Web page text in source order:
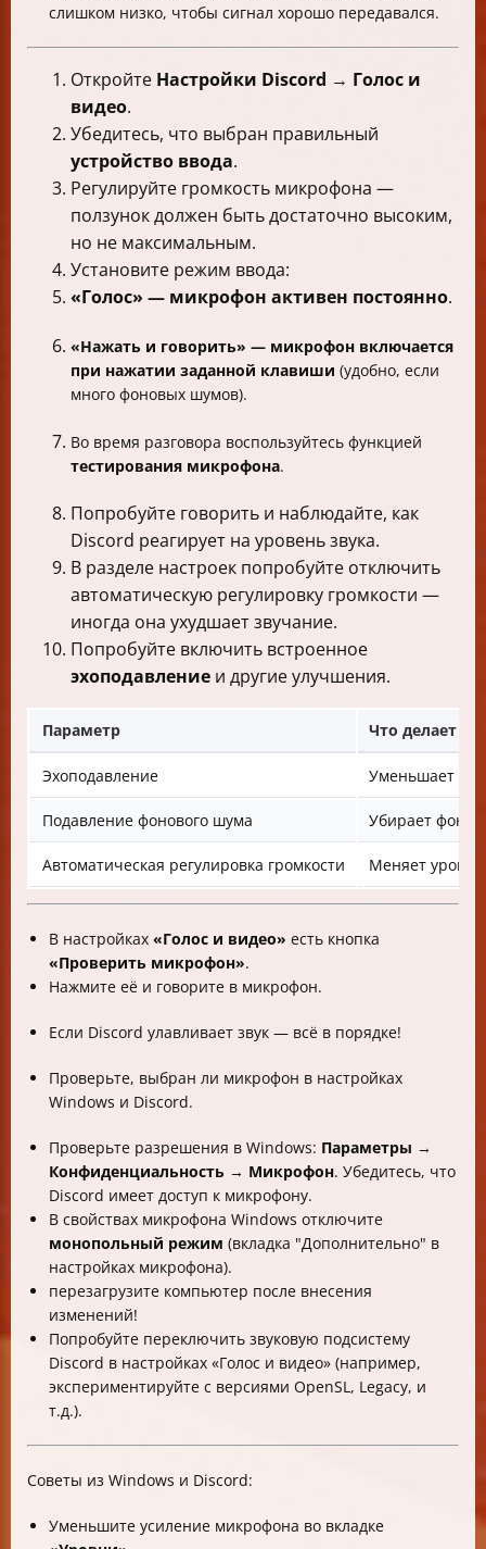
слишком низко, чтобы сигнал хорошо передавался.
Откройте Настройки Discord → Голос и
видео.
Убедитесь, что выбран правильный
устройство ввода.
Регулируйте громкость микрофона —
ползунок должен быть достаточно высоким,
но не максимальным.
Установите режим ввода:
«Голос» — микрофон активен постоянно.
«Нажать и говорить» — микрофон включается
при нажатии заданной клавиши (удобно, если
много фоновых шумов).
Во время разговора воспользуйтесь функцией
тестирования микрофона.
Попробуйте говорить и наблюдайте, как
Discord реагирует на уровень звука.
В разделе настроек попробуйте отключить
автоматическую регулировку громкости —
иногда она ухудшает звучание.
Попробуйте включить встроенное
эхоподавление и другие улучшения.
Параметр Что делает
Эхоподавление Уменьшает
Подавление фонового шума Убирает
Автоматическая регулировка громкости Меняет
В настройках «Голос и видео» есть кнопка
«Проверить микрофон».
Нажмите её и говорите в микрофон.
Если Discord улавливает звук — всё в порядке!
Проверьте, выбран ли микрофон в настройках
Windows и Discord.
Проверьте разрешения в Windows: Параметры →
Конфиденциальность → Микрофон. Убедитесь, что
Discord имеет доступ к микрофону.
В свойствах микрофона Windows отключите
монопольный режим (вкладка "Дополнительно" в
настройках микрофона).
перезагрузите компьютер после внесения
изменений!
Попробуйте переключить звуковую подсистему
Discord в настройках «Голос и видео» (например,
экспериментируйте с версиями OpenSL, Legacy, и
т.д.).
Советы из Windows и Discord:
Уменьшите усиление микрофона во вкладке